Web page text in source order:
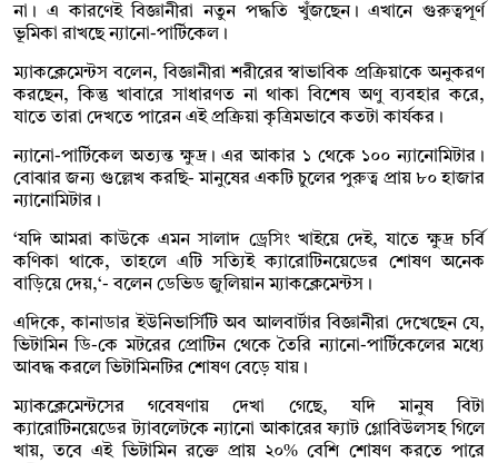
না। এ কারণেই বিজ্ঞানীরা নতুন পদ্ধতি খুঁজছেন। এখানে গুরুত্বপূর্ণ
ভূমিকা রাখছে ন্যানো-পার্টিকেল।
ম্যাকক্লেমেন্টস বলেন, বিজ্ঞানীরা শরীরের স্বাভাবিক প্রক্রিয়াকে অনুকরণ
করছেন, কিন্তু খাবারে সাধারণত না থাকা বিশেষ অণু ব্যবহার করে,
যাতে তারা দেখতে পারেন এই প্রক্রিয়া কৃত্রিমভাবে কতটা কার্যকর।
ন্যানো-পার্টিকেল অত্যন্ত ক্ষুদ্র। এর আকার ১ থেকে ১০০ ন্যানোমিটার।
বোঝার জন্য গুল্লেখ করছি- মানুষের একটি চুলের পুরুত্ব প্রায় ৮০ হাজার
ন্যানোমিটার।
‘যদি আমরা কাউকে এমন সালাদ ড্রেসিং খাইয়ে দেই, যাতে ক্ষুদ্র চর্বি
কণিকা থাকে, তাহলে এটি সত্যিই ক্যারোটিনয়েডের শোষণ অনেক
বাড়িয়ে দেয়,‘- বলেন ডেভিড জুলিয়ান ম্যাকক্লেমেন্টস।
এদিকে, কানাডার ইউনিভার্সিটি অব আলবার্টার বিজ্ঞানীরা দেখেছেন যে,
ভিটামিন ডি-কে মটরের প্রোটিন থেকে তৈরি ন্যানো-পার্টিকেলের মধ্যে
আবদ্ধ করলে ভিটামিনটির শোষণ বেড়ে যায়।
ম্যাকক্লেমেন্টসের গবেষণায় দেখা গেছে, যদি মানুষ বিটা
ক্যারোটিনয়েডের ট্যাবলেটকে ন্যানো আকারের ফ্যাট গ্লোবিউলসহ গিলে
খায়, তবে এই ভিটামিন রক্তে প্রায় ২০% বেশি শোষণ করতে পারে